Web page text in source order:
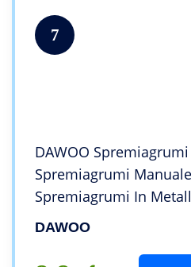
7
DAWOO
Spremiagrumi
Spremiagrumi In
Manuale Resistente Di
DAWOO